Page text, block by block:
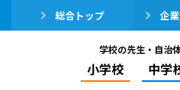
総合トップ 企
学校の先生・自治
小学校 中学